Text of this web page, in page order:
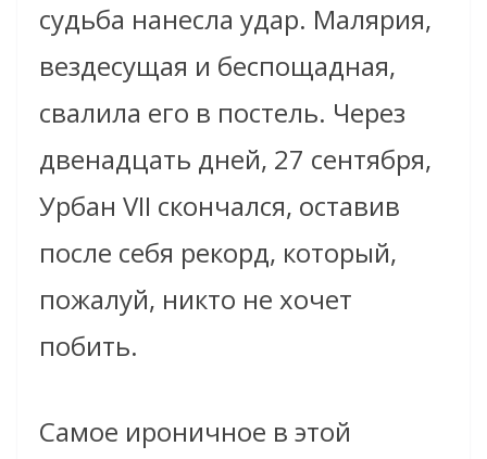
судьба нанесла удар. Малярия,
вездесущая и беспощадная,
свалила его в постель. Через
двенадцать дней, 27 сентября,
Урбан VII скончался, оставив
после себя рекорд, который,
пожалуй, никто не хочет
побить.
Самое ироничное в этой